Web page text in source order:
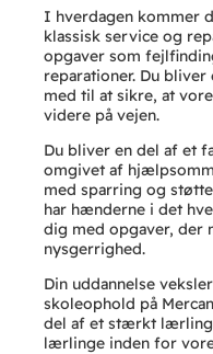
I hverdagen kommer
klassisk service og
opgaver som
reparationer. Du
med til at sikre, at
videre på vejen.
Du bliver en del af et
omgivet af
med sparring og
har hænderne i det
dig med opgaver, der
nysgerrighed.
Din uddannelse
skoleophold på
del af et stærkt
lærlinge inden for